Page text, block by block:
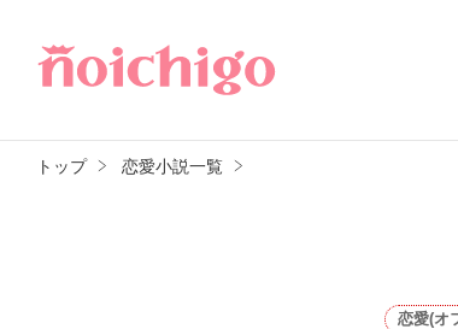
トップ 恋愛小説一覧
恋愛(オ